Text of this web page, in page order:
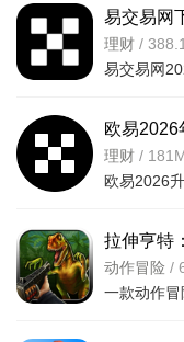
易交易网
版
理财 /
欧易2026
理财 /
拉伸亨特
文版
动作冒险 /